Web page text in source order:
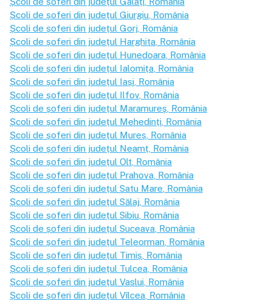
Școli de șoferi din județul Giurgiu , România
Școli de șoferi din județul Gorj , România
Școli de șoferi din județul Harghita , România
Școli de șoferi din județul Hunedoara , România
Școli de șoferi din județul Ialomița , România
Școli de șoferi din județul Iași , România
Școli de șoferi din județul Ilfov , România
Școli de șoferi din județul Maramureș , România
Școli de șoferi din județul Mehedinți , România
Școli de șoferi din județul Mureș , România
Școli de șoferi din județul Neamț , România
Școli de șoferi din județul Olt , România
Școli de șoferi din județul Prahova , România
Școli de șoferi din județul Satu Mare , România
Școli de șoferi din județul Sălaj , România
Școli de șoferi din județul Sibiu , România
Școli de șoferi din județul Suceava , România
Școli de șoferi din județul Teleorman , România
Școli de șoferi din județul Timiș , România
Școli de șoferi din județul Tulcea , România
Școli de șoferi din județul Vaslui , România
Școli de șoferi din județul Vîlcea , România